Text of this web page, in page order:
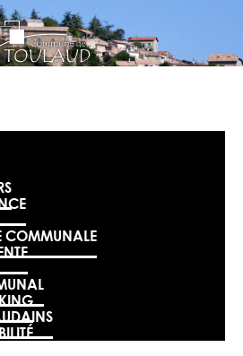
MAIRIE
LOCALE
DÉMARCHES
CONTACT
COMMUNALE